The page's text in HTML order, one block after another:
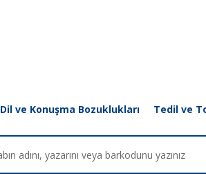
Dil ve Konuşma Bozuklukları Tedil ve